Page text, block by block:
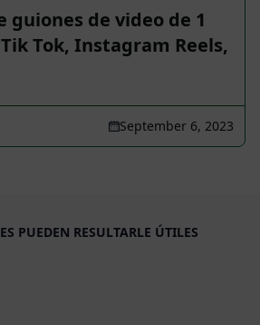
guiones de video de 1
Tok, Instagram Reels,
September 6, 2023
PUEDEN RESULTARLE ÚTILES